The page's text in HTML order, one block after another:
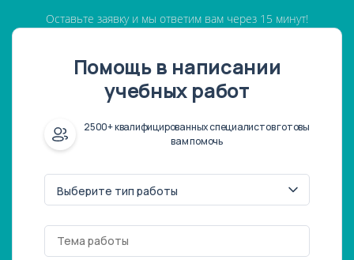
Оставьте заявку и мы ответим вам через 15 минут!
Помощь в написании
учебных работ
2500+ квалифицированных специалистов готовы
вам помочь